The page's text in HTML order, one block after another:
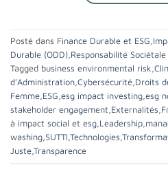
Posté dans Finance Durable et ESG
Durable (ODD) Responsabilité
Tagged business environmental risk
d’Administration Cybersécurité Droits
Femme ESG esg impact investing esg
stakeholder engagement Externalités
à impact social et esg Leadership
washing SUTTI Technologies
Juste Transparence